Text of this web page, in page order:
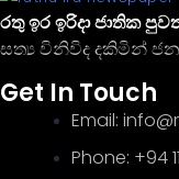
රතු ඉර ඉරිදා ජාතික
සත්‍ය විනිවිද දකිමින්
Get In Touch
Email:
Phone: +94